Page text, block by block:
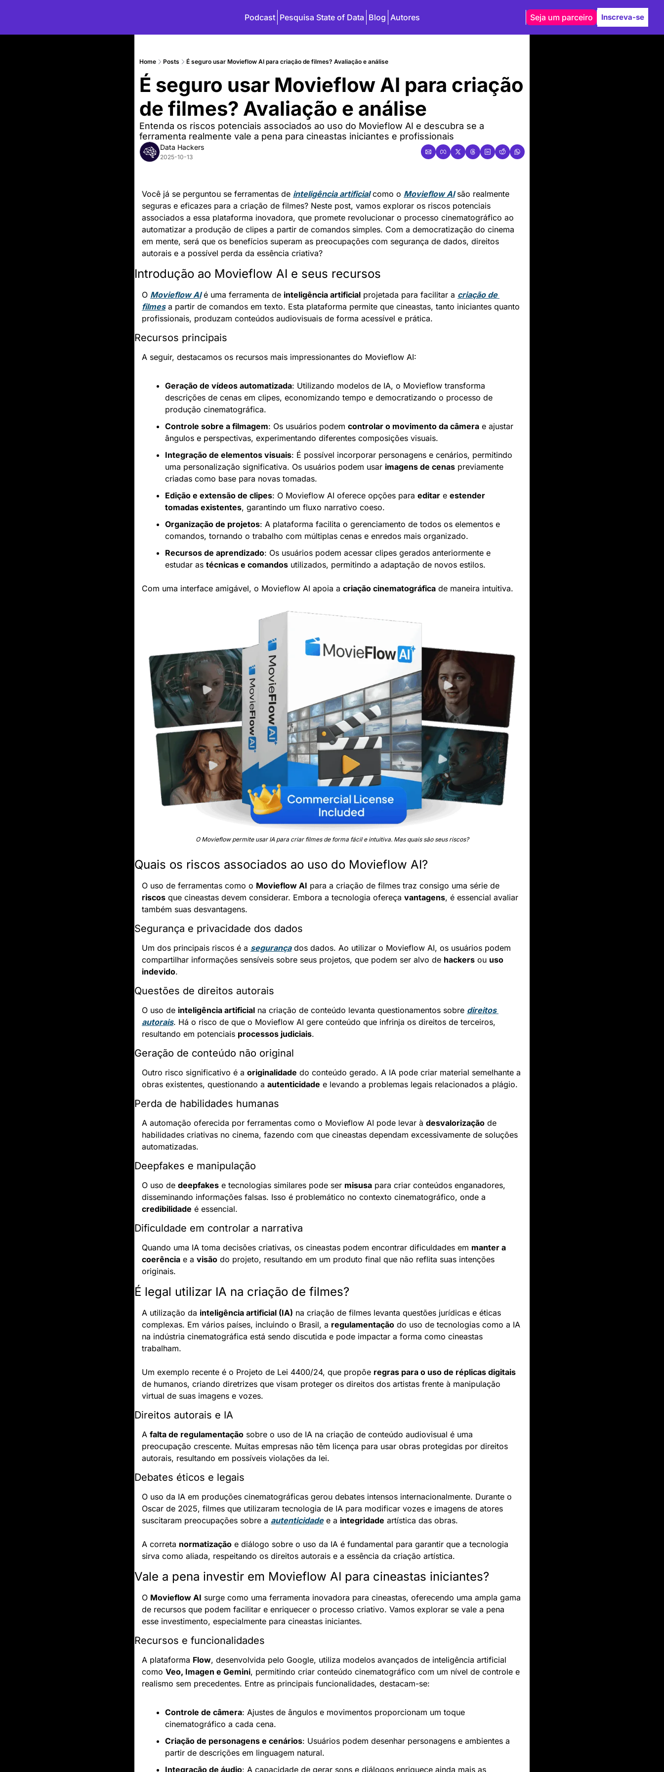
Podcast Pesquisa State of Data Blog Autores Seja um parceiro Inscreva-se
Home Posts É seguro usar Movieflow AI para criação de filmes? Avaliação e análise
É seguro usar Movieflow AI para criação
de filmes? Avaliação e análise
Entenda os riscos potenciais associados ao uso do Movieflow AI e descubra se a
ferramenta realmente vale a pena para cineastas iniciantes e profissionais
Data Hackers
2025-10-13
Você já se perguntou se ferramentas de inteligência artificial como o Movieflow AI são realmente
seguras e eficazes para a criação de filmes? Neste post, vamos explorar os riscos potenciais
associados a essa plataforma inovadora, que promete revolucionar o processo cinematográfico ao
automatizar a produção de clipes a partir de comandos simples. Com a democratização do cinema
em mente, será que os benefícios superam as preocupações com segurança de dados, direitos
autorais e a possível perda da essência criativa?
Introdução ao Movieflow AI e seus recursos
O Movieflow AI é uma ferramenta de inteligência artificial projetada para facilitar a criação de
filmes a partir de comandos em texto. Esta plataforma permite que cineastas, tanto iniciantes quanto
profissionais, produzam conteúdos audiovisuais de forma acessível e prática.
Recursos principais
A seguir, destacamos os recursos mais impressionantes do Movieflow AI:
Geração de vídeos automatizada: Utilizando modelos de IA, o Movieflow transforma
descrições de cenas em clipes, economizando tempo e democratizando o processo de
produção cinematográfica.
Controle sobre a filmagem: Os usuários podem controlar o movimento da câmera e ajustar
ângulos e perspectivas, experimentando diferentes composições visuais.
Integração de elementos visuais: É possível incorporar personagens e cenários, permitindo
uma personalização significativa. Os usuários podem usar imagens de cenas previamente
criadas como base para novas tomadas.
Edição e extensão de clipes: O Movieflow AI oferece opções para editar e estender
tomadas existentes, garantindo um fluxo narrativo coeso.
Organização de projetos: A plataforma facilita o gerenciamento de todos os elementos e
comandos, tornando o trabalho com múltiplas cenas e enredos mais organizado.
Recursos de aprendizado: Os usuários podem acessar clipes gerados anteriormente e
estudar as técnicas e comandos utilizados, permitindo a adaptação de novos estilos.
Com uma interface amigável, o Movieflow AI apoia a criação cinematográfica de maneira intuitiva.
O Movieflow permite usar IA para criar filmes de forma fácil e intuitiva. Mas quais são seus riscos?
Quais os riscos associados ao uso do Movieflow AI?
O uso de ferramentas como o Movieflow AI
riscos que cineastas devem considerar. Embora a tecnologia ofereça vantagens, é essencial avaliar
também suas desvantagens.
Segurança e privacidade dos dados
Um dos principais riscos é a segurança dos dados. Ao utilizar o Movieflow AI, os usuários podem
compartilhar informações sensíveis sobre seus projetos, que podem ser alvo de hackers ou uso
indevido.
Questões de direitos autorais
O uso de inteligência artificial na criação de conteúdo levanta questionamentos sobre direitos
autorais. Há o risco de que o Movieflow AI gere conteúdo que infrinja os direitos de terceiros,
resultando em potenciais processos judiciais.
Geração de conteúdo não original
Outro risco significativo é a originalidade do conteúdo gerado. A IA pode criar material semelhante a
obras existentes, questionando a autenticidade e levando a problemas legais relacionados a plágio.
Perda de habilidades humanas
A automação oferecida por ferramentas como o Movieflow AI pode levar à desvalorização de
habilidades criativas no cinema, fazendo com que cineastas dependam excessivamente de soluções
automatizadas.
Deepfakes e manipulação
O uso de deepfakes e tecnologias similares pode ser misusa para criar conteúdos enganadores,
credibilidade é essencial.
Dificuldade em controlar a narrativa
Quando uma IA toma decisões criativas, os cineastas podem encontrar dificuldades em manter a
coerência e a visão do projeto, resultando em um produto final que não reflita suas intenções
originais.
É legal utilizar IA na criação de filmes?
A utilização da inteligência artificial (IA) na criação de filmes levanta questões jurídicas e éticas
complexas. Em vários países, incluindo o Brasil, a regulamentação do uso de tecnologias como a IA
na indústria cinematográfica está sendo discutida e pode impactar a forma como cineastas
trabalham.
Um exemplo recente é o Projeto de Lei 4400/24, que propõe regras para o uso de réplicas digitais
de humanos, criando diretrizes que visam proteger os direitos dos artistas frente à manipulação
virtual de suas imagens e vozes.
Direitos autorais e IA
A falta de regulamentação sobre o uso de IA na criação de conteúdo audiovisual é uma
preocupação crescente. Muitas empresas não têm licença para usar obras protegidas por direitos
autorais, resultando em possíveis violações da lei.
Debates éticos e legais
O uso da IA em produções cinematográficas gerou debates intensos internacionalmente. Durante o
Oscar de 2025, filmes que utilizaram tecnologia de IA para modificar vozes e imagens de atores
suscitaram preocupações sobre a autenticidade e a integridade artística das obras.
A correta normatização e diálogo sobre o uso da IA é fundamental para garantir que a tecnologia
sirva como aliada, respeitando os direitos autorais e a essência da criação artística.
Vale a pena investir em Movieflow AI para cineastas iniciantes?
O Movieflow AI surge como uma ferramenta inovadora para cineastas, oferecendo uma ampla gama
de recursos que podem facilitar e enriquecer o processo criativo. Vamos explorar se vale a pena
esse investimento, especialmente para cineastas iniciantes.
Recursos e funcionalidades
A plataforma Flow, desenvolvida pelo Google, utiliza modelos avançados de inteligência artificial
como Veo, Imagen e Gemini, permitindo criar conteúdo cinematográfico com um nível de controle e
realismo sem precedentes. Entre as principais funcionalidades, destacam-se:
Controle de câmera: Ajustes de ângulos e movimentos proporcionam um toque
cinematográfico a cada cena.
Criação de personagens e cenários: Usuários podem desenhar personagens e ambientes a
partir de descrições em linguagem natural.
Integração de áudio: A capacidade de gerar sons e diálogos enriquece ainda mais as